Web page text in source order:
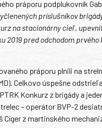
práporu podplukovník
príslušníkov
na stacionárny cieľ,
2019 pred odchodom
práporu plnili na
Celkovo úspešne
Konkurz z brigády a
– operátor BVP-2
z martinského